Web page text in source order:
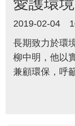
愛護環
2019-02-04
長期致力於環
柳中明，他以
兼顧環保，呼